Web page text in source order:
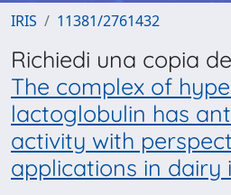
IRIS 11381/2761432
Richiedi una copia
The complex of
lactoglobulin has
activity with
applications in dairy